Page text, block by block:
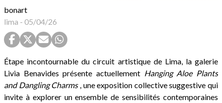
bonart
lima - 05/04/26
Étape incontournable du circuit artistique de Lima, la galerie
Livia Benavides présente actuellement Hanging Aloe Plants
and Dangling Charms, une exposition collective suggestive qui
invite à explorer un ensemble de sensibilités contemporaines